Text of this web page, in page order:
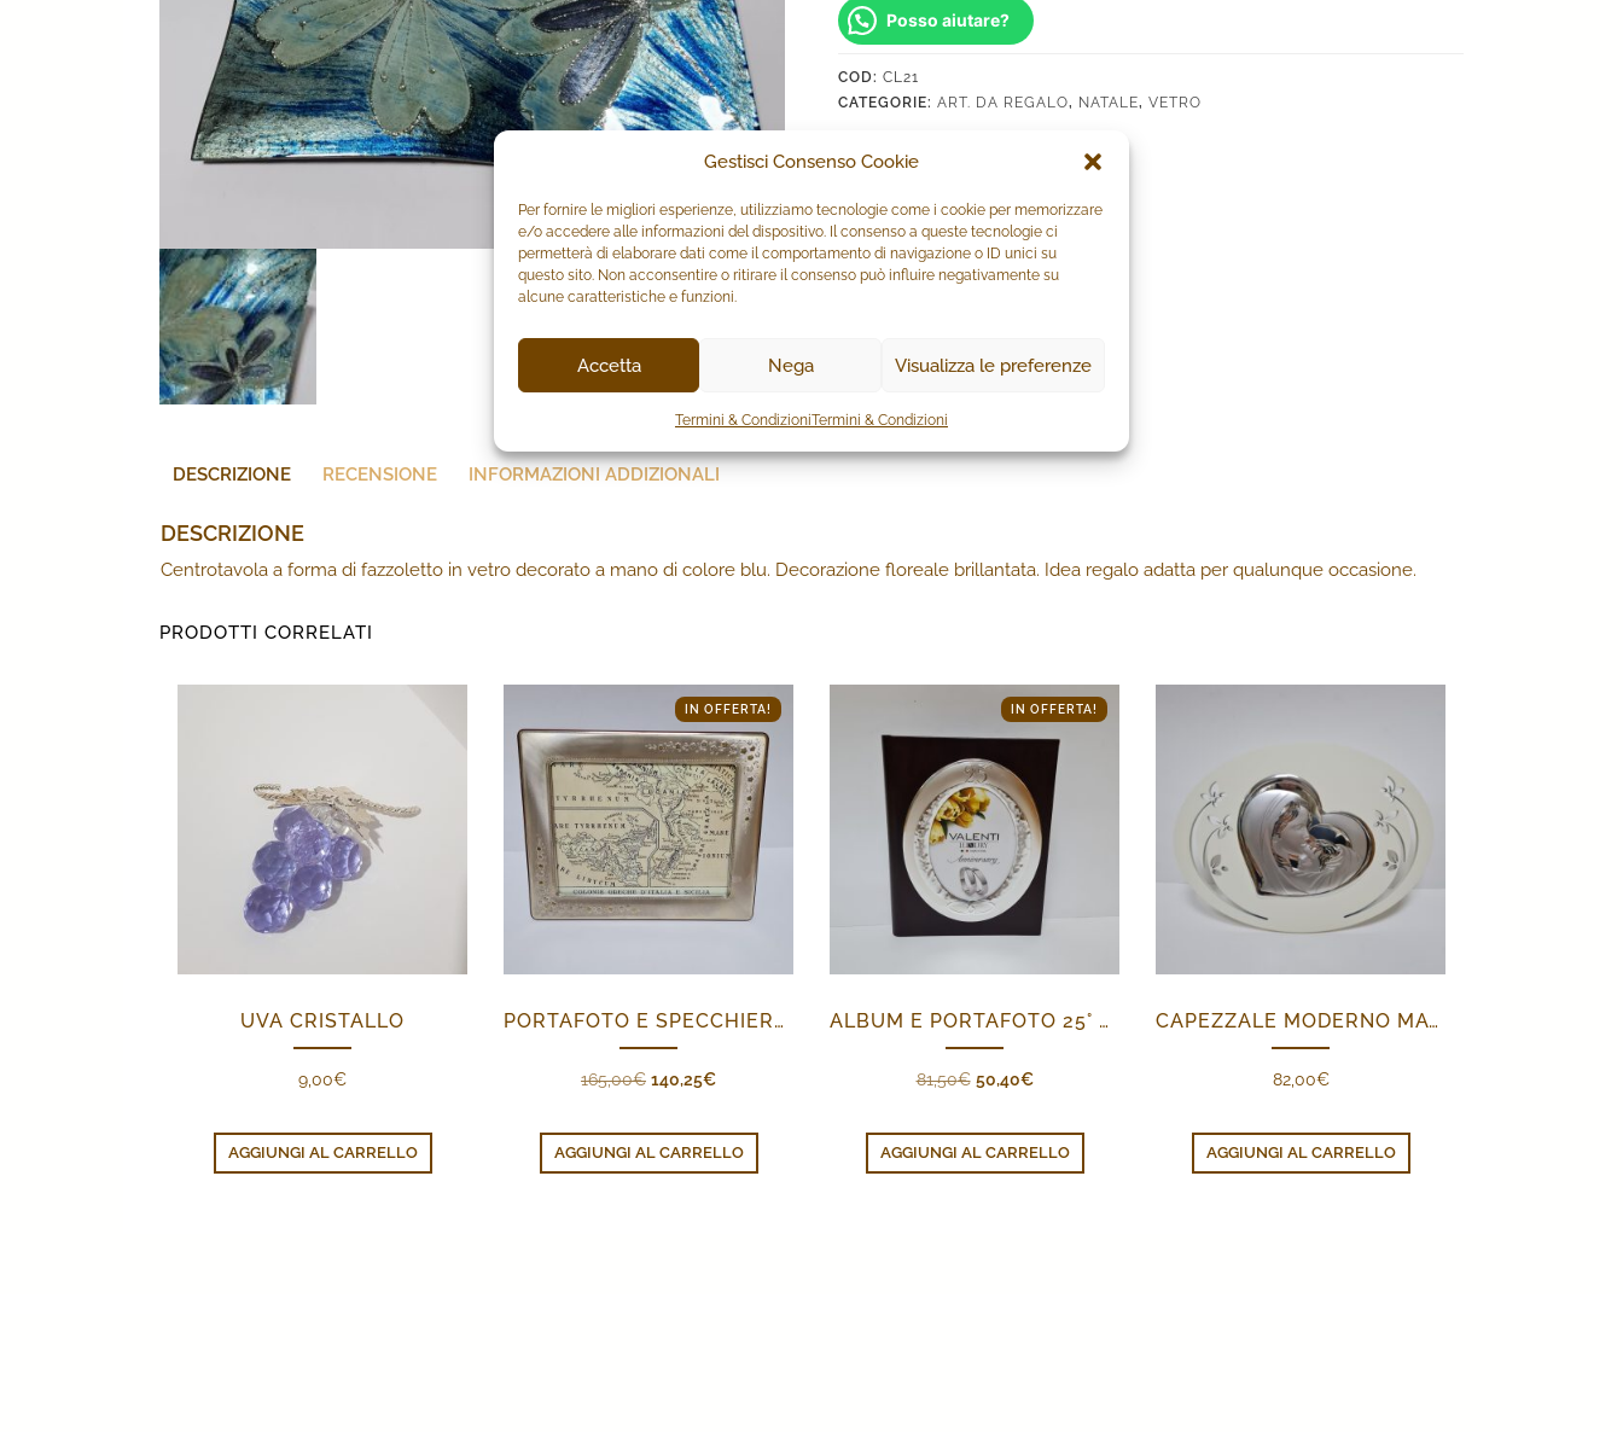
Gestisci Consenso Cookie
Per fornire le migliori esperienze, utilizziamo tecnologie come i cookie per memorizzare
e/o accedere alle informazioni del dispositivo. Il consenso a queste tecnologie ci
permetterà di elaborare dati come il comportamento di navigazione o ID unici su
questo sito. Non acconsentire o ritirare il consenso può influire negativamente su
alcune caratteristiche e funzioni.
Accetta Nega Visualizza le preferenze
Termini & CondizioniTermini & Condizioni
Posso aiutare?
COD: CL21
CATEGORIE: ART. DA REGALO, NATALE, VETRO
DESCRIZIONE RECENSIONE INFORMAZIONI ADDIZIONALI
DESCRIZIONE
Centrotavola a forma di fazzoletto in vetro decorato a mano di colore blu. Decorazione floreale brillantata. Idea regalo adatta per qualunque occasione.
PRODOTTI CORRELATI
UVA CRISTALLO
9,00€
AGGIUNGI AL CARRELLO
IN OFFERTA!
PORTAFOTO E SPECCHIERA FIORELLINI
165,00€ Il
originale
era:
165,00€.
140,25€Il
attuale
è:
140,25€.
AGGIUNGI AL CARRELLO
IN OFFERTA!
ALBUM E PORTAFOTO 25° ANNIVERSARIO
81,50€ Il
originale
era:
81,50€.
50,40€Il
attuale
è:
50,40€.
AGGIUNGI AL CARRELLO
CAPEZZALE MODERNO MATERNITÀ
82,00€
AGGIUNGI AL CARRELLO